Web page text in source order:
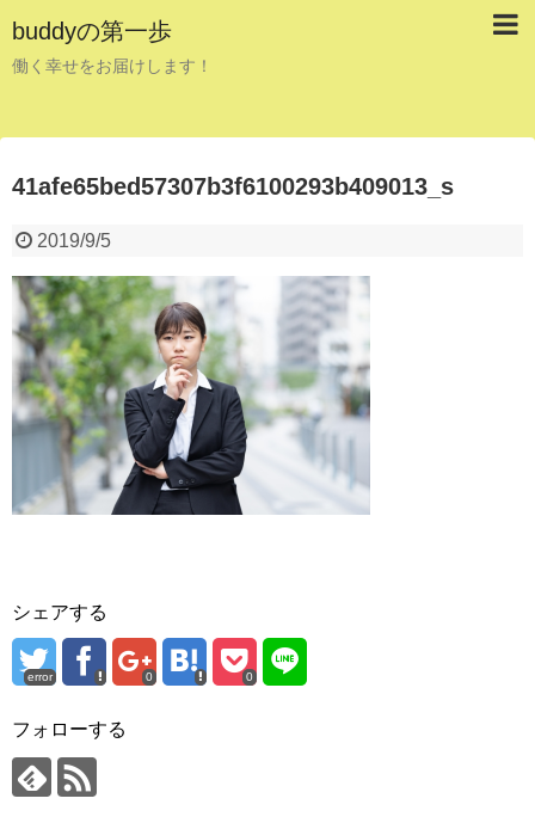
buddyの第一歩
働く幸せをお届けします！
41afe65bed57307b3f6100293b409013_s
2019/9/5
シェアする
error 0 0
フォローする